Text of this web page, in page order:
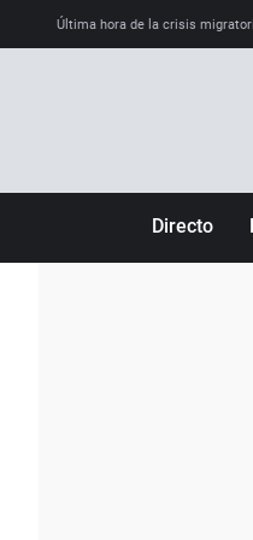
Última hora de la crisis
Directo